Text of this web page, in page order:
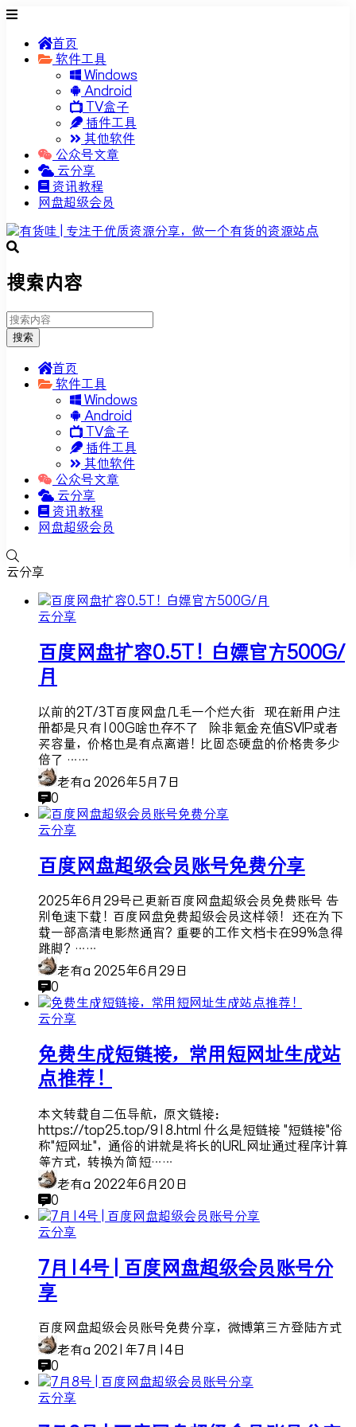
首页
软件工具
Windows
Android
TV盒子
插件工具
其他软件
公众号文章
云分享
资讯教程
网盘超级会员
搜索内容
搜索
首页
软件工具
Windows
Android
TV盒子
插件工具
其他软件
公众号文章
云分享
资讯教程
网盘超级会员
云分享
云分享
百度网盘扩容0.5T！白嫖官方500G/
月
以前的2T/3T百度网盘几毛一个烂大街 现在新用户注
册都是只有100G啥也存不了 除非氪金充值SVIP或者
买容量，价格也是有点离谱！比固态硬盘的价格贵多少
倍了 ……
老有a 2026年5月7日
0
云分享
百度网盘超级会员账号免费分享
2025年6月29号已更新百度网盘超级会员免费账号 告
别龟速下载！百度网盘免费超级会员这样领！ 还在为下
载一部高清电影熬通宵？重要的工作文档卡在99%急得
跳脚？……
老有a 2025年6月29日
0
云分享
免费生成短链接，常用短网址生成站
点推荐！
本文转载自二伍导航，原文链接：
https://top25.top/918.html 什么是短链接 "短链接"俗
称"短网址"，通俗的讲就是将长的URL网址通过程序计算
等方式，转换为简短……
老有a 2022年6月20日
0
云分享
7月14号 | 百度网盘超级会员账号分
享
百度网盘超级会员账号免费分享，微博第三方登陆方式
老有a 2021年7月14日
0
云分享